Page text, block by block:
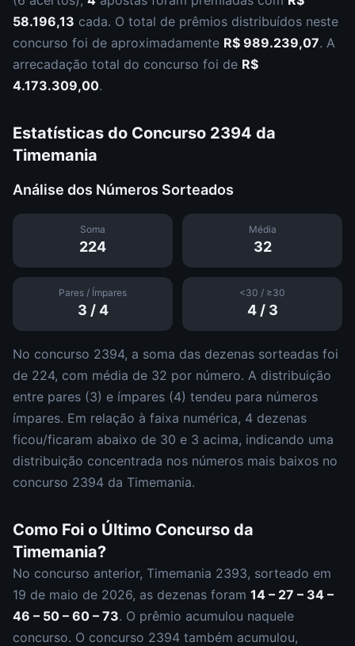
58.196,13 cada. O total de prêmios distribuídos neste
concurso foi de aproximadamente R$ 989.239,07. A
arrecadação total do concurso foi de R$
4.173.309,00.
Estatísticas do Concurso 2394 da
Timemania
Análise dos Números Sorteados
Soma
224
Média
32
Pares / Ímpares
3 /4
<30 / ≥30
4/ 3
No concurso 2394, a soma das dezenas sorteadas foi
de 224, com média de 32 por número. A distribuição
entre pares (3) e ímpares (4) tendeu para números
ímpares. Em relação à faixa numérica, 4 dezenas
ficou/ficaram abaixo de 30 e 3 acima, indicando uma
distribuição concentrada nos números mais baixos no
concurso 2394 da Timemania.
Como Foi o Último Concurso da
Timemania?
No concurso anterior, Timemania 2393, sorteado em
19 de maio de 2026, as dezenas foram 14 – 27 – 34 –
46 – 50 – 60 – 73. O prêmio acumulou naquele
concurso. O concurso 2394 também acumulou,